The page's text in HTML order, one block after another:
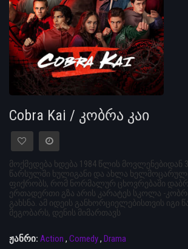
Cobra Kai / კობრა კაი
მოქმედება ხდება 1984 წლის მოვლენებიდან
წარსულში ხულიგანი და ახლა
ფიქრობს, რომ ნორმალურ ცხოვრებაში
ერთადერთი გზა არის კარატეს სკოლა -
გახსნა. ამ იდეის განხორციელებისთვის იგი
მეგობარს, დენის მიმართავს
ჟანრი: Action , Comedy, Drama